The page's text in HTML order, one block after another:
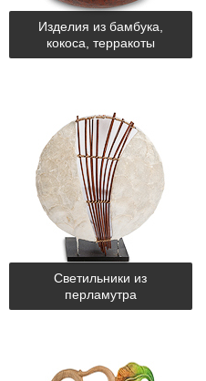
Изделия из бамбука,
кокоса, терракоты
Светильники из
перламутра